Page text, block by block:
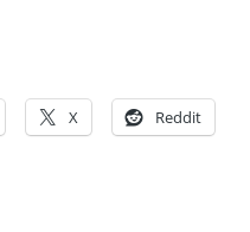
X Reddit